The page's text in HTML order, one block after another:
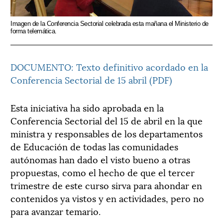
Imagen de la Conferencia Sectorial celebrada esta mañana el Ministerio de
forma telemática.
DOCUMENTO: Texto definitivo acordado en la
Conferencia Sectorial de 15 abril (PDF)
Esta iniciativa ha sido aprobada en la
Conferencia Sectorial del 15 de abril en la que
ministra y responsables de los departamentos
de Educación de todas las comunidades
autónomas han dado el visto bueno a otras
propuestas, como el hecho de que el tercer
trimestre de este curso sirva para ahondar en
contenidos ya vistos y en actividades, pero no
para avanzar temario.